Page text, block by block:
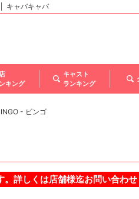
キャバキャバ
キング
キャスト
ランキング
- ビンゴ
詳しくは店舗様迄お問い合わせ